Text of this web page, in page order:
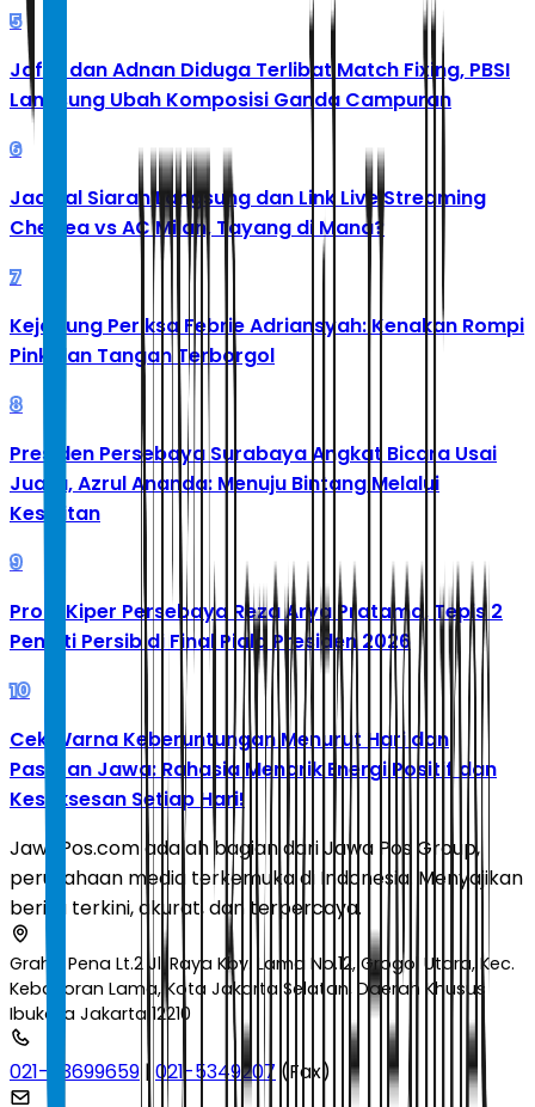
5
Jafar dan Adnan Diduga Terlibat Match Fixing, PBSI
Langsung Ubah Komposisi Ganda Campuran
6
Jadwal Siaran Langsung dan Link Live Streaming
Chelsea vs AC Milan, Tayang di Mana?
7
Kejagung Periksa Febrie Adriansyah: Kenakan Rompi
Pink dan Tangan Terborgol
8
Presiden Persebaya Surabaya Angkat Bicara Usai
Juara, Azrul Ananda: Menuju Bintang Melalui
Kesulitan
9
Profil Kiper Persebaya Reza Arya Pratama, Tepis 2
Penalti Persib di Final Piala Presiden 2026
10
Cek Warna Keberuntungan Menurut Hari dan
Pasaran Jawa: Rahasia Menarik Energi Positif dan
Kesuksesan Setiap Hari!
JawaPos.com adalah bagian dari Jawa Pos Group,
perusahaan media terkemuka di Indonesia. Menyajikan
berita terkini, akurat, dan terpercaya.
Graha Pena Lt.2 Jl. Raya Kby. Lama No.12, Grogol Utara, Kec.
Kebayoran Lama, Kota Jakarta Selatan, Daerah Khusus
Ibukota Jakarta 12210
021-53699659 |021-5349207 (Fax)